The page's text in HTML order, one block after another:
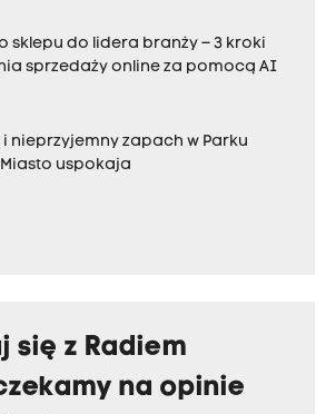
sklepu do lidera branży – 3 kroki
sprzedaży online za pomocą AI
nieprzyjemny zapach w Parku
uspokaja
się z Radiem
na opinie